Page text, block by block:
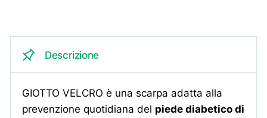
Descrizione
GIOTTO VELCRO è una scarpa adatta alla
prevenzione quotidiana del piede diabetico di